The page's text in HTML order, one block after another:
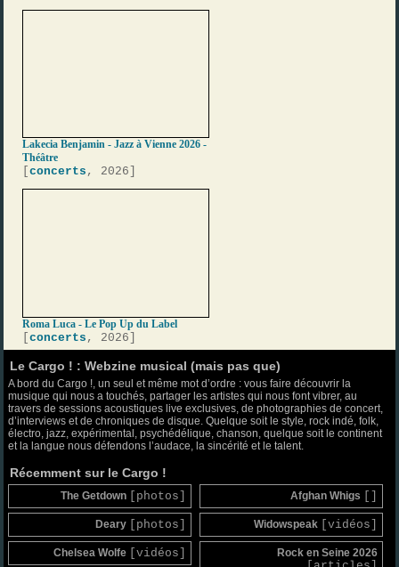
Lakecia Benjamin - Jazz à Vienne 2026 -
Théâtre
[concerts , 2026]
Roma Luca - Le Pop Up du Label
[concerts , 2026]
Le Cargo ! : Webzine musical (mais pas que)
A bord du Cargo !, un seul et même mot d’ordre : vous faire découvrir la
musique qui nous a touchés, partager les artistes qui nous font vibrer, au
travers de sessions acoustiques live exclusives, de photographies de concert,
d’interviews et de chroniques de disque. Quelque soit le style, rock indé, folk,
électro, jazz, expérimental, psychédélique, chanson, quelque soit le continent
et la langue nous défendons l’audace, la sincérité et le talent.
Récemment sur le Cargo !
The Getdown [photos] Afghan Whigs
Deary [photos] Widowspeak [vidéos]
Chelsea Wolfe [vidéos] Rock en Seine 2026